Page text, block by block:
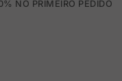
NO PRIMEIRO PEDIDO